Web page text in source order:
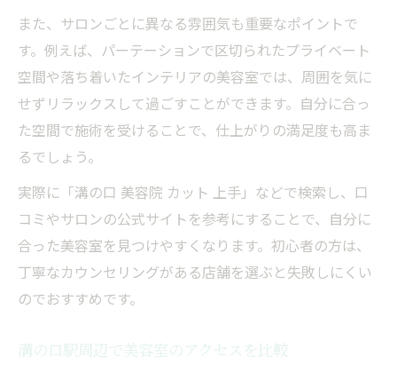
溝の口駅周辺で人気の美容室トレンド紹介
ショートカットが得意な美容室の特徴とは
メンズも満足できる美容室選びのコツ
美容室のサービスや雰囲気を比較して検討
トレンドヘアを楽しむなら美容室活用術
最新トレンドヘアを美容室で叶える方法
美容室でおすすめされる旬のヘアスタイル
美容室のスタイリスト提案で理想を実現
溝の口駅近くで流行ヘアを体験するメリッ
ト
ヘアカラーやパーマのトレンド活用術
また、サロンごとに異なる雰囲気も重要なポイントで
す。例えば、パーテーションで区切られたプライベート
空間や落ち着いたインテリアの美容室では、周囲を気に
せずリラックスして過ごすことができます。自分に合っ
た空間で施術を受けることで、仕上がりの満足度も高ま
るでしょう。
実際に「溝の口 美容院 カット 上手」などで検索し、口
コミやサロンの公式サイトを参考にすることで、自分に
合った美容室を見つけやすくなります。初心者の方は、
丁寧なカウンセリングがある店舗を選ぶと失敗しにくい
のでおすすめです。
溝の口駅周辺で美容室のアクセスを比較